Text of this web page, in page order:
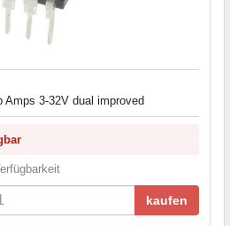
Amps 3-32V dual improved
kaufen